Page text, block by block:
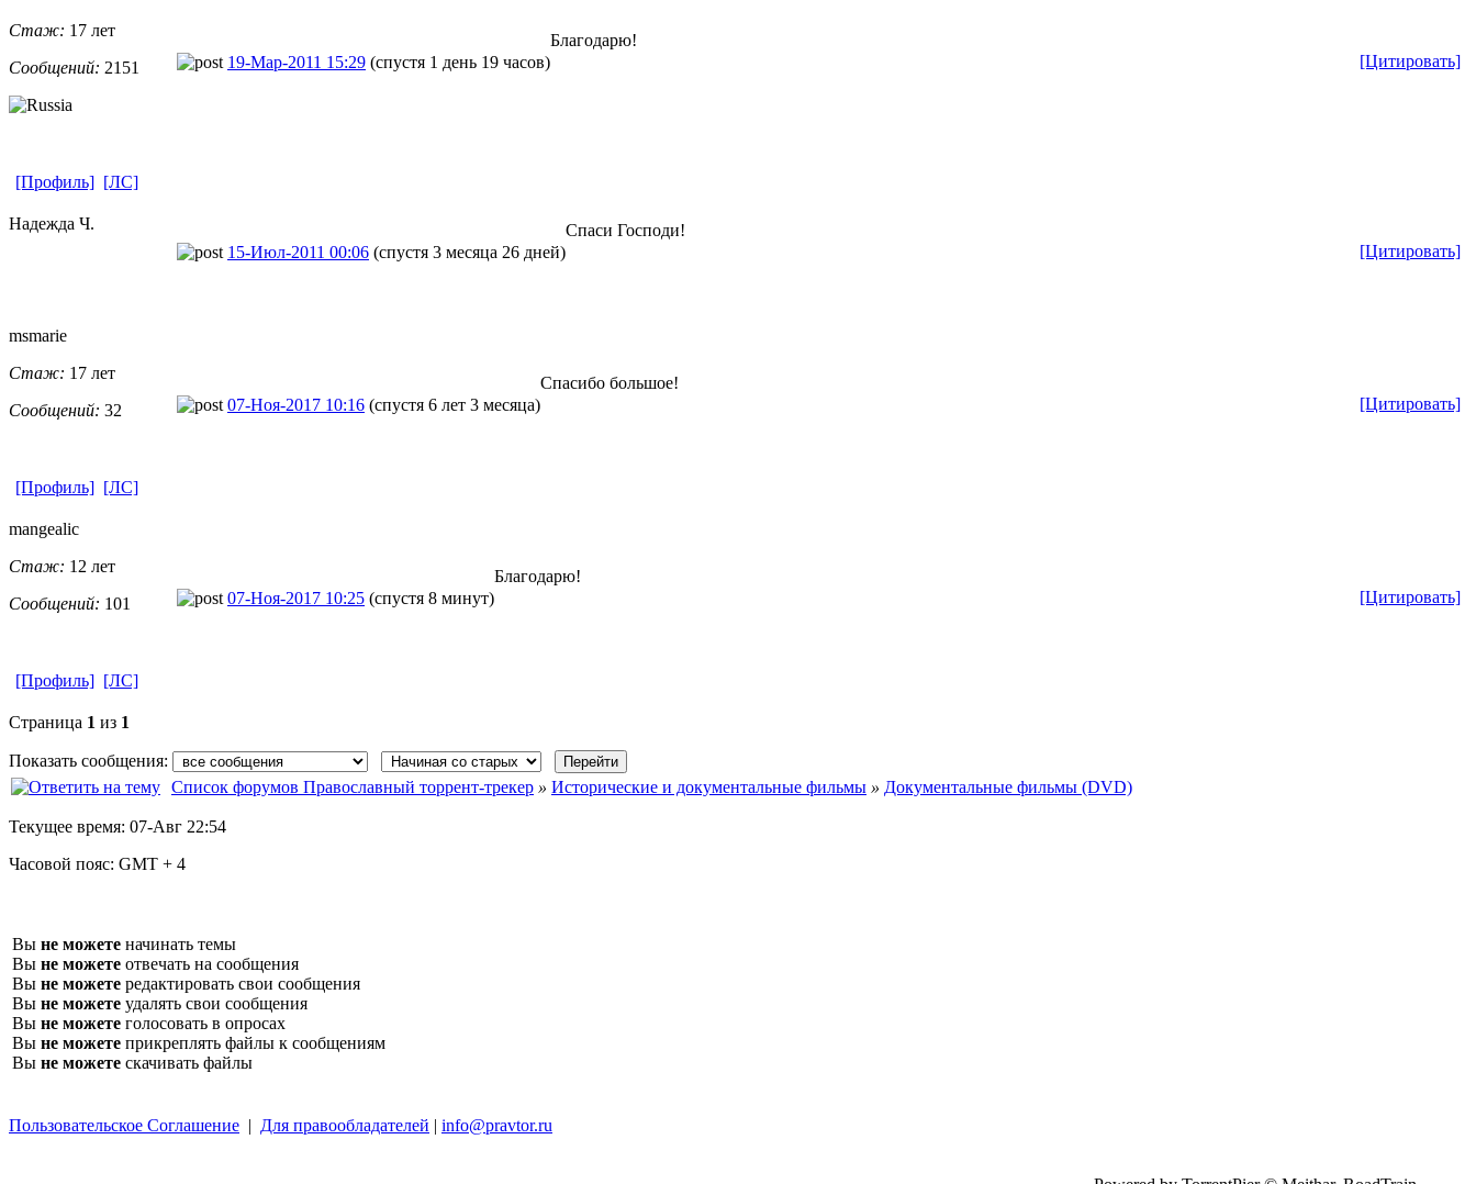
Стаж: 17 лет
Сообщений: 2151 19-Мар-2011 15:29 (спустя 1 день 19 часов) [Цитировать]
Благодарю!
[Профиль] [ЛС]
Надежда Ч.
15-Июл-2011 00:06 (спустя 3 месяца 26 дней) [Цитировать]
Спаси Господи!
msmarie
Стаж: 17 лет
Сообщений: 32 07-Ноя-2017 10:16 (спустя 6 лет 3 месяца) [Цитировать]
Спасибо большое!
[Профиль] [ЛС]
mangealic
Стаж: 12 лет
Сообщений: 101 07-Ноя-2017 10:25 (спустя 8 минут) [Цитировать]
Благодарю!
[Профиль] [ЛС]
Страница 1 из 1
Показать сообщения:
Список форумов Православный торрент-трекер » Исторические и документальные фильмы » Документальные фильмы (DVD)
Текущее время: 07-Авг 22:54
Часовой пояс: GMT + 4
Вы не можете начинать темы
Вы не можете отвечать на сообщения
Вы не можете редактировать свои сообщения
Вы не можете удалять свои сообщения
Вы не можете голосовать в опросах
Вы не можете прикреплять файлы к сообщениям
Вы не можете скачивать файлы
Пользовательское Соглашение | Для правообладателей | info@pravtor.ru